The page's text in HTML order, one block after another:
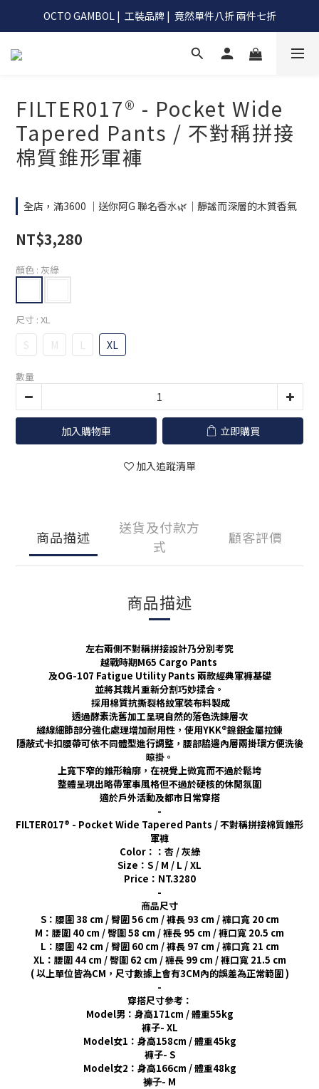
OCTO GAMBOL |  工裝品牌 |  竟然單件八折 兩件七折
OCTO GAMBOL |  工裝品牌 |  竟然單件八折 兩件七折
滿990阿G幫你免運到超商
FILTER017® - Pocket Wide
Tapered Pants / 不對稱拼接
棉質錐形軍褲
全店，滿3600 ｜送你阿G 聯名香水🌿｜靜謐而深層的木質香氣
NT$3,280
顏色 : 灰綠
尺寸 : XL
S M L XL
數量
加入購物車 立即購買
加入追蹤清單
商品描述
送貨及付款方
式
顧客評價
商品描述
左右兩側不對稱拼接設計乃分別考究
越戰時期M65 Cargo Pants
及OG-107 Fatigue Utility Pants 兩款經典軍褲基礎
並將其裁片重新分割巧妙揉合。
採用棉質抗撕裂格紋軍裝布料製成
透過酵素洗舊加工呈現自然的落色洗鍊層次
縫線細節部分強化處理增加耐用性，使用YKK®鎳銀金屬拉鍊
隱蔽式卡扣腰帶可依不同體型進行調整，腰部脇邊內層兩掛環方便洗後
晾掛。
上寬下窄的錐形輪廓，在視覺上微寬而不過於鬆垮
整體呈現出略帶軍事風格但不過於硬核的休閒氛圍
適於戶外活動及都市日常穿搭
-
FILTER017® - Pocket Wide Tapered Pants / 不對稱拼接棉質錐形
軍褲
Color：：杏 / 灰綠
Size：S / M / L / XL
Price：NT.3280
-
商品尺寸
S：腰圍 38 cm / 臀圍 56 cm / 褲長 93 cm / 褲口寬 20 cm
M：腰圍 40 cm / 臀圍 58 cm / 褲長 95 cm / 褲口寬 20.5 cm
L：腰圍 42 cm / 臀圍 60 cm / 褲長 97 cm / 褲口寬 21 cm
XL：腰圍 44 cm / 臀圍 62 cm / 褲長 99 cm / 褲口寬 21.5 cm
( 以上單位皆為CM，尺寸數據上會有3CM內的誤差為正常範圍 )
-
穿搭尺寸參考：
Model男：身高171cm / 體重55kg
褲子- XL
Model女1：身高158cm / 體重45kg
褲子- S
Model女2：身高166cm / 體重48kg
褲子- M